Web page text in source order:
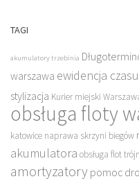
TAGI
akumulatory trzebinia
warszawa ewidencja
stylizacja Kurier miejski
obsługa floty
katowice naprawa skrzyni biegów
akumulatora obsługa flot
amortyzatory pomoc